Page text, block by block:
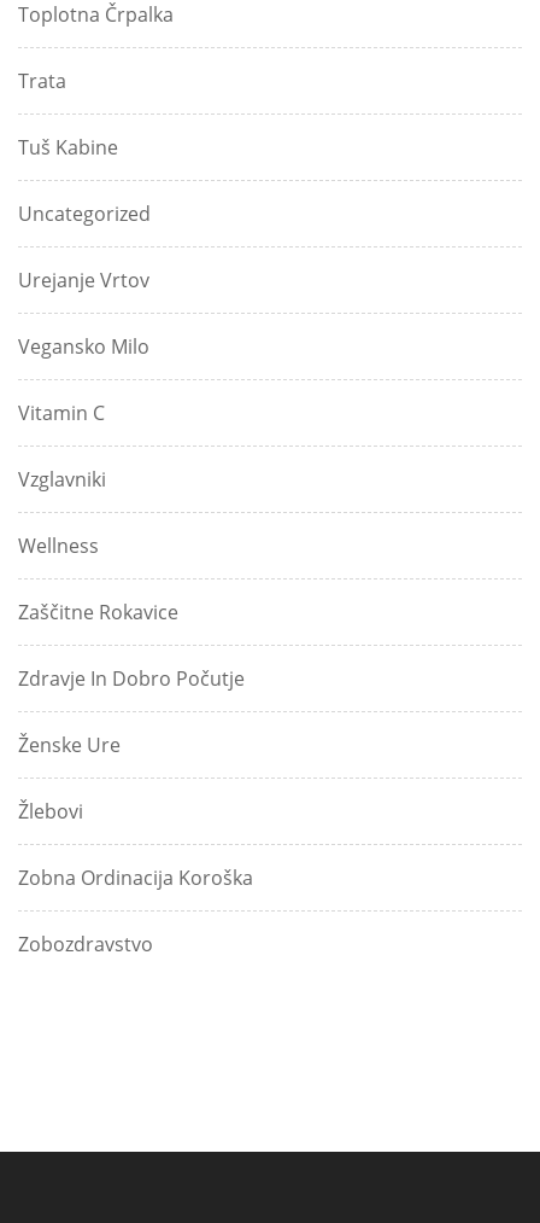
Toplotna Črpalka
Trata
Tuš Kabine
Uncategorized
Urejanje Vrtov
Vegansko Milo
Vitamin C
Vzglavniki
Wellness
Zaščitne Rokavice
Zdravje In Dobro Počutje
Ženske Ure
Žlebovi
Zobna Ordinacija Koroška
Zobozdravstvo